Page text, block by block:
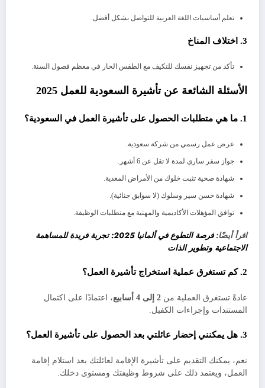
تعلم أساسيات اللغة العربية للتواصل بشكل أفضل.
3. اختلاف المناخ
تأكد من تجهيز نفسك للتكيف مع الطقس الحار في معظم فصول السنة.
الأسئلة الشائعة عن تأشيرة السعودية للعمل 2025
1. ما هي متطلبات الحصول على تأشيرة العمل في السعودية؟
عرض عمل رسمي من شركة سعودية.
جواز سفر ساري لمدة لا تقل عن 6 أشهر.
شهادة صحية تثبت خلوك من الأمراض المعدية.
شهادة حسن سير وسلوك (لا سوابق جنائية).
توافق المؤهلات الأكاديمية والمهنية مع متطلبات الوظيفة.
اقرأ أيضًا:
فرصة التطوع في ألمانيا 2025: تجربة فريدة للمساهمة
الاجتماعية وتطوير الذات
2. كم تستغرق عملية استخراج تأشيرة العمل؟
عادةً تستغرق العملية من 2 إلى 4 أسابيع
، اعتمادًا على اكتمال
المستندات وإجراءات الكفيل.
3. هل يمكنني إحضار عائلتي بعد الحصول على تأشيرة العمل؟
نعم، يمكنك التقديم على تأشيرة الإقامة لعائلتك بعد استلام إقامة
العمل، ويعتمد ذلك على شروط وظيفتك ومستوى دخلك.